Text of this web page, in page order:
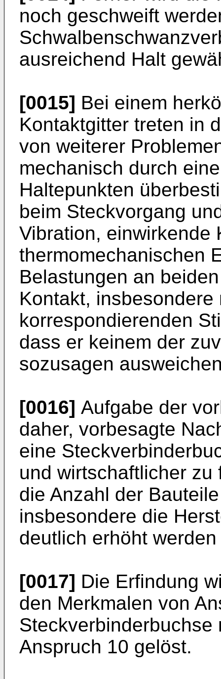
noch geschweift
ausreichend Halt
[0015] Bei einem
Kontaktgitter treten in
von weiterer
mechanisch durch
Haltepunkten
beim Steckvorgang
Vibration, einwirkende
thermomechanischen
Belastungen an
Kontakt,
korrespondierenden
dass er keinem der
sozusagen
[0016] Aufgabe der
daher, vorbesagte
eine
und wirtschaftlicher
die Anzahl der
insbesondere die
deutlich erhöht
[0017] Die Erfindung
den Merkmalen von
Anspruch 10 gelöst.